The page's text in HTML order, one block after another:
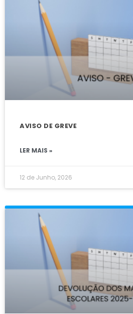
AVISO DE GREVE
LER MAIS »
12 de Junho, 2026